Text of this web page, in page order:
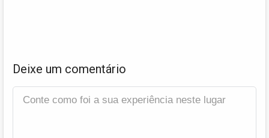
Deixe um comentário